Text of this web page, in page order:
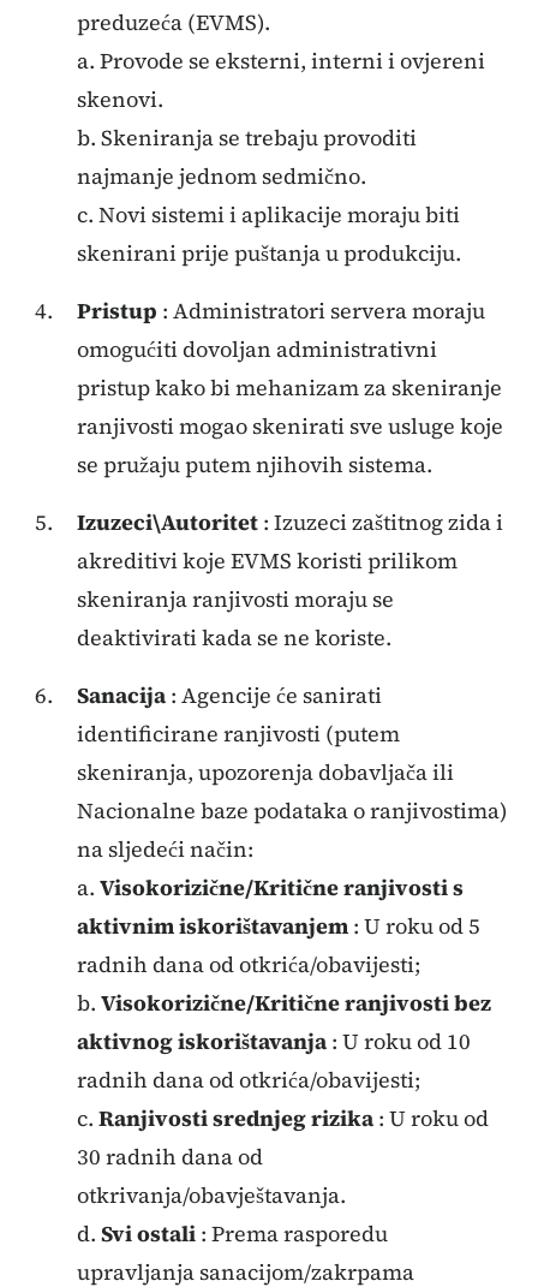
preduzeća (EVMS).
a. Provode se eksterni, interni i ovjereni
skenovi.
b. Skeniranja se trebaju provoditi
najmanje jednom sedmično.
c. Novi sistemi i aplikacije moraju biti
skenirani prije puštanja u produkciju.
Pristup : Administratori servera moraju
omogućiti dovoljan administrativni
pristup kako bi mehanizam za skeniranje
ranjivosti mogao skenirati sve usluge koje
se pružaju putem njihovih sistema.
Izuzeci\Autoritet : Izuzeci zaštitnog zida i
akreditivi koje EVMS koristi prilikom
skeniranja ranjivosti moraju se
deaktivirati kada se ne koriste.
Sanacija : Agencije će sanirati
identificirane ranjivosti (putem
skeniranja, upozorenja dobavljača ili
Nacionalne baze podataka o ranjivostima)
na sljedeći način:
a. Visokorizične/Kritične ranjivosti s
aktivnim iskorištavanjem : U roku od 5
radnih dana od otkrića/obavijesti;
b. Visokorizične/Kritične ranjivosti bez
aktivnog iskorištavanja : U roku od 10
radnih dana od otkrića/obavijesti;
c. Ranjivosti srednjeg rizika : U roku od
30 radnih dana od
otkrivanja/obavještavanja.
d. Svi ostali : Prema rasporedu
upravljanja sanacijom/zakrpama